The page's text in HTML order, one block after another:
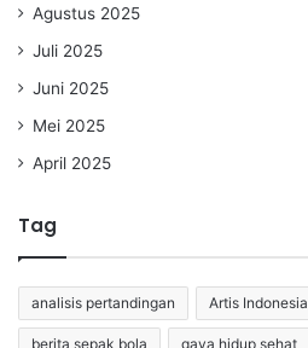
Agustus 2025
Juli 2025
Juni 2025
Mei 2025
April 2025
Tag
analisis pertandingan Artis Indonesia
berita sepak bola gaya hidup sehat